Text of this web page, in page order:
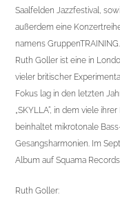
Saalfelden Jazzfestival,
außerdem eine
namens GruppenTRAINING.
Ruth Goller ist eine in
vieler britischer
Fokus lag in den letzten
„SKYLLA“, in dem viele
beinhaltet mikrotonale
Gesangsharmonien. Im
Album auf Squama
Ruth Goller: